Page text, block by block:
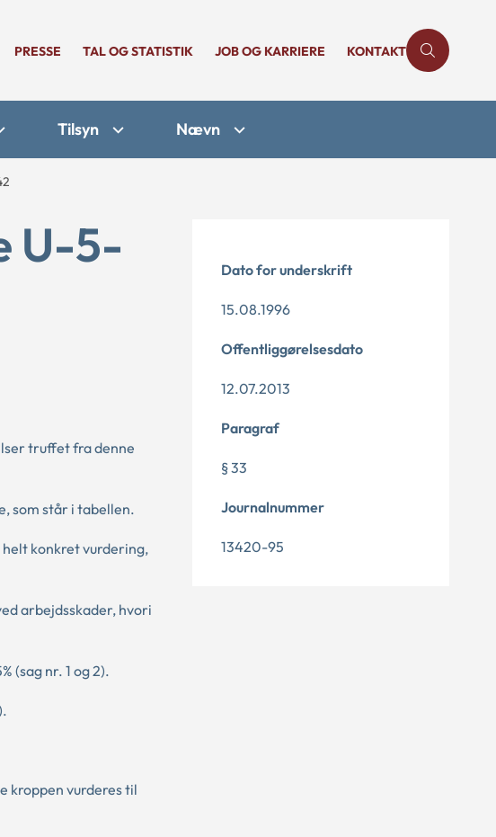
PRESSE TAL OG STATISTIK JOB OG KARRIERE KONTAKT
Tilsyn Nævn
U-5-
truffet fra denne
som står i tabellen.
konkret vurdering,
arbejdsskader, hvori
(sag nr. 1 og 2).
kroppen vurderes til
Dato for underskrift
15.08.1996
Offentliggørelsesdato
12.07.2013
Paragraf
§ 33
Journalnummer
13420-95